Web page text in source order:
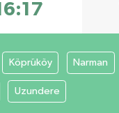
Köprüköy Narman
Uzundere